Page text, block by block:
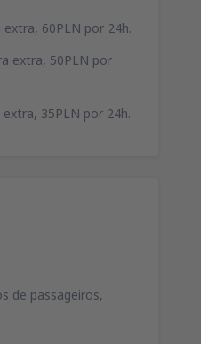
60PLN por 24h.
extra, 50PLN por
35PLN por 24h.
de passageiros,